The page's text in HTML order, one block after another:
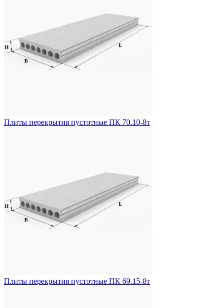
Плиты перекрытия пустотные ПК 70.10-8т
Плиты перекрытия пустотные ПК 69.15-8т